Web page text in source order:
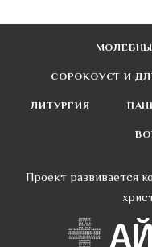
МОЛЕБНЫ
СОРОКОУСТ И
ЛИТУРГИЯ
Проект развивается